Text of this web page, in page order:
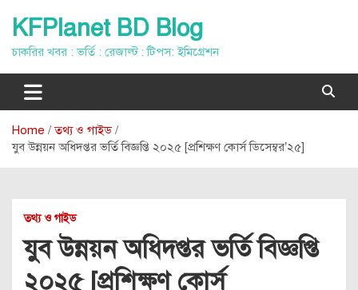
content
KFPlanet BD Blog
চাকরির খবর : ভর্তি : রেজাল্ট : টিপস: ইমিগ্রেশন
Home
তথ্য ও গাইড
যুব উন্নয়ন অধিদপ্তর ভর্তি বিজ্ঞপ্তি ২০২৫ [প্রশিক্ষণ কোর্স ডিসেম্বর’২৫]
তথ্য ও গাইড
যুব উন্নয়ন অধিদপ্তর ভর্তি বিজ্ঞপ্তি
২০২৫ [প্রশিক্ষণ কোর্স